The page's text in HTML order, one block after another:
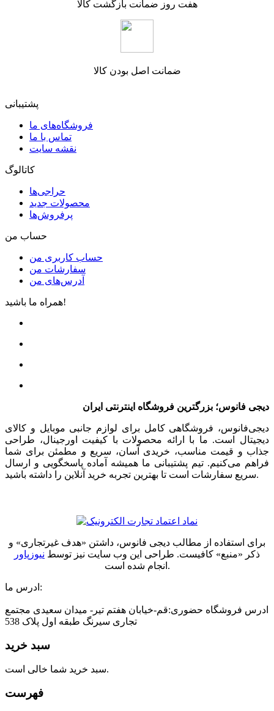
هفت روز ضمانت بازگشت کالا
ضمانت اصل بودن کالا
پشتیبانی
فروشگاه‌های ما
تماس با ما
نقشه سایت
کاتالوگ
حراجی‌ها
محصولات جدید
پرفروش‌ها
حساب من
حساب کاربری من
سفارشات من
آدرس‌های من
همراه ما باشید!
دیجی فانوس؛ بزرگترین فروشگاه اینترنتی ایران
دیجی‌فانوس، فروشگاهی کامل برای لوازم جانبی موبایل و کالای
دیجیتال است. ما با ارائه محصولات با کیفیت اورجینال، طراحی
جذاب و قیمت مناسب، خریدی آسان، سریع و مطمئن برای شما
فراهم می‌کنیم. تیم پشتیبانی ما همیشه آماده پاسخگویی و ارسال
سریع سفارشات است تا بهترین تجربه خرید آنلاین را داشته باشید.
برای استفاده از مطالب دیجی فانوس، داشتن «هدف غیرتجاری» و
ذکر «منبع» کافیست. طراحی این وب سایت نیز توسط نیوزپاور
انجام شده است.
ادرس ما:
ادرس فروشگاه حضوری:قم-خیابان هفتم تیر- میدان سعیدی مجتمع
تجاری سیرنگ طبقه اول پلاک 538
سبد خرید
سبد خرید شما خالی است.
فهرست